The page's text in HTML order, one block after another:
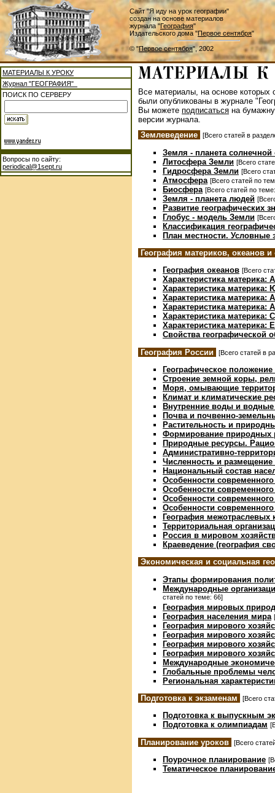
Сайт "Я иду на урок географии"
создан на основе материалов
журнала "География"
Издательского дома "Первое сентября"
© "Первое сентября", 2002
МАТЕРИАЛЫ К УРОКУ
Журнал "ГЕОГРАФИЯ"
ПОИСК ПО СЕРВЕРУ
Вопросы по сайту:
periodical@1sept.ru
Все материалы, на основе которых
были опубликованы в журнале
Вы можете подписаться на
версии журнала.
Землеведение
[Всего статей в
Земля - планета
Литосфера Земли [Всего
Гидросфера Земли [Всего
Атмосфера [Всего статей по
Биосфера [Всего статей по
Земля - планета людей
Развитие географических
Глобус - модель Земли
Классификация
План местности. Условные
География материков, океанов
География океанов [Всего
Характеристика материка:
Характеристика материка:
Характеристика материка:
Характеристика материка:
Характеристика материка:
Характеристика материка:
Свойства географической
География России
[Всего статей в
Географическое
Строение земной коры,
Моря, омывающие
Климат и климатические
Внутренние воды и
Почва и почвенно-
Растительность и
Формирование природных
Природные ресурсы.
Административно-
Численность и
Национальный состав
Особенности
Особенности
Особенности
Особенности
География межотраслевых
Территориальная
Россия в мировом
Краеведение (география
Экономическая и социальная
Этапы формирования
Международные
статей по теме: 66]
География мировых
География населения мира
География мирового
География мирового
География мирового
География мирового
Международные
Глобальные проблемы
Региональная
Подготовка к экзаменам
[Всего
Подготовка к выпускным
Подготовка к олимпиадам
Планирование уроков [Всего
Поурочное планирование
Тематическое